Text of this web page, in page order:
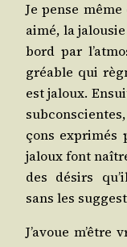
Je pense
aimé, la
bord par
gréable qui
est jaloux.
çons expri­més
jaloux font
des dési­rs
sans les
J’a­voue